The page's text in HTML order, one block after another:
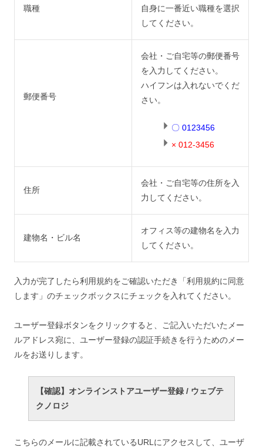
職種
自身に一番近い職種を選択
してください。
郵便番号
会社・ご自宅等の郵便番号
を入力してください。
ハイフンは入れないでくだ
さい。
〇 0123456
× 012-3456
住所
会社・ご自宅等の住所を入
力してください。
建物名・ビル名
オフィス等の建物名を入力
してください。
入力が完了したら利用規約をご確認いただき「利用規約に同意
します」のチェックボックスにチェックを入れてください。
ユーザー登録ボタンをクリックすると、ご記入いただいたメー
ルアドレス宛に、ユーザー登録の認証手続きを行うためのメー
ルをお送りします。
【確認】オンラインストアユーザー登録 / ウェブテ
クノロジ
こちらのメールに記載されているURLにアクセスして、ユーザ